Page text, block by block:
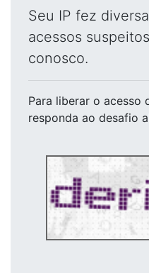
Seu IP fez
acessos
conosco.
Para liberar o acesso
responda ao desafio